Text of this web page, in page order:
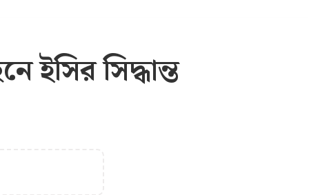
ইসির সিদ্ধান্ত